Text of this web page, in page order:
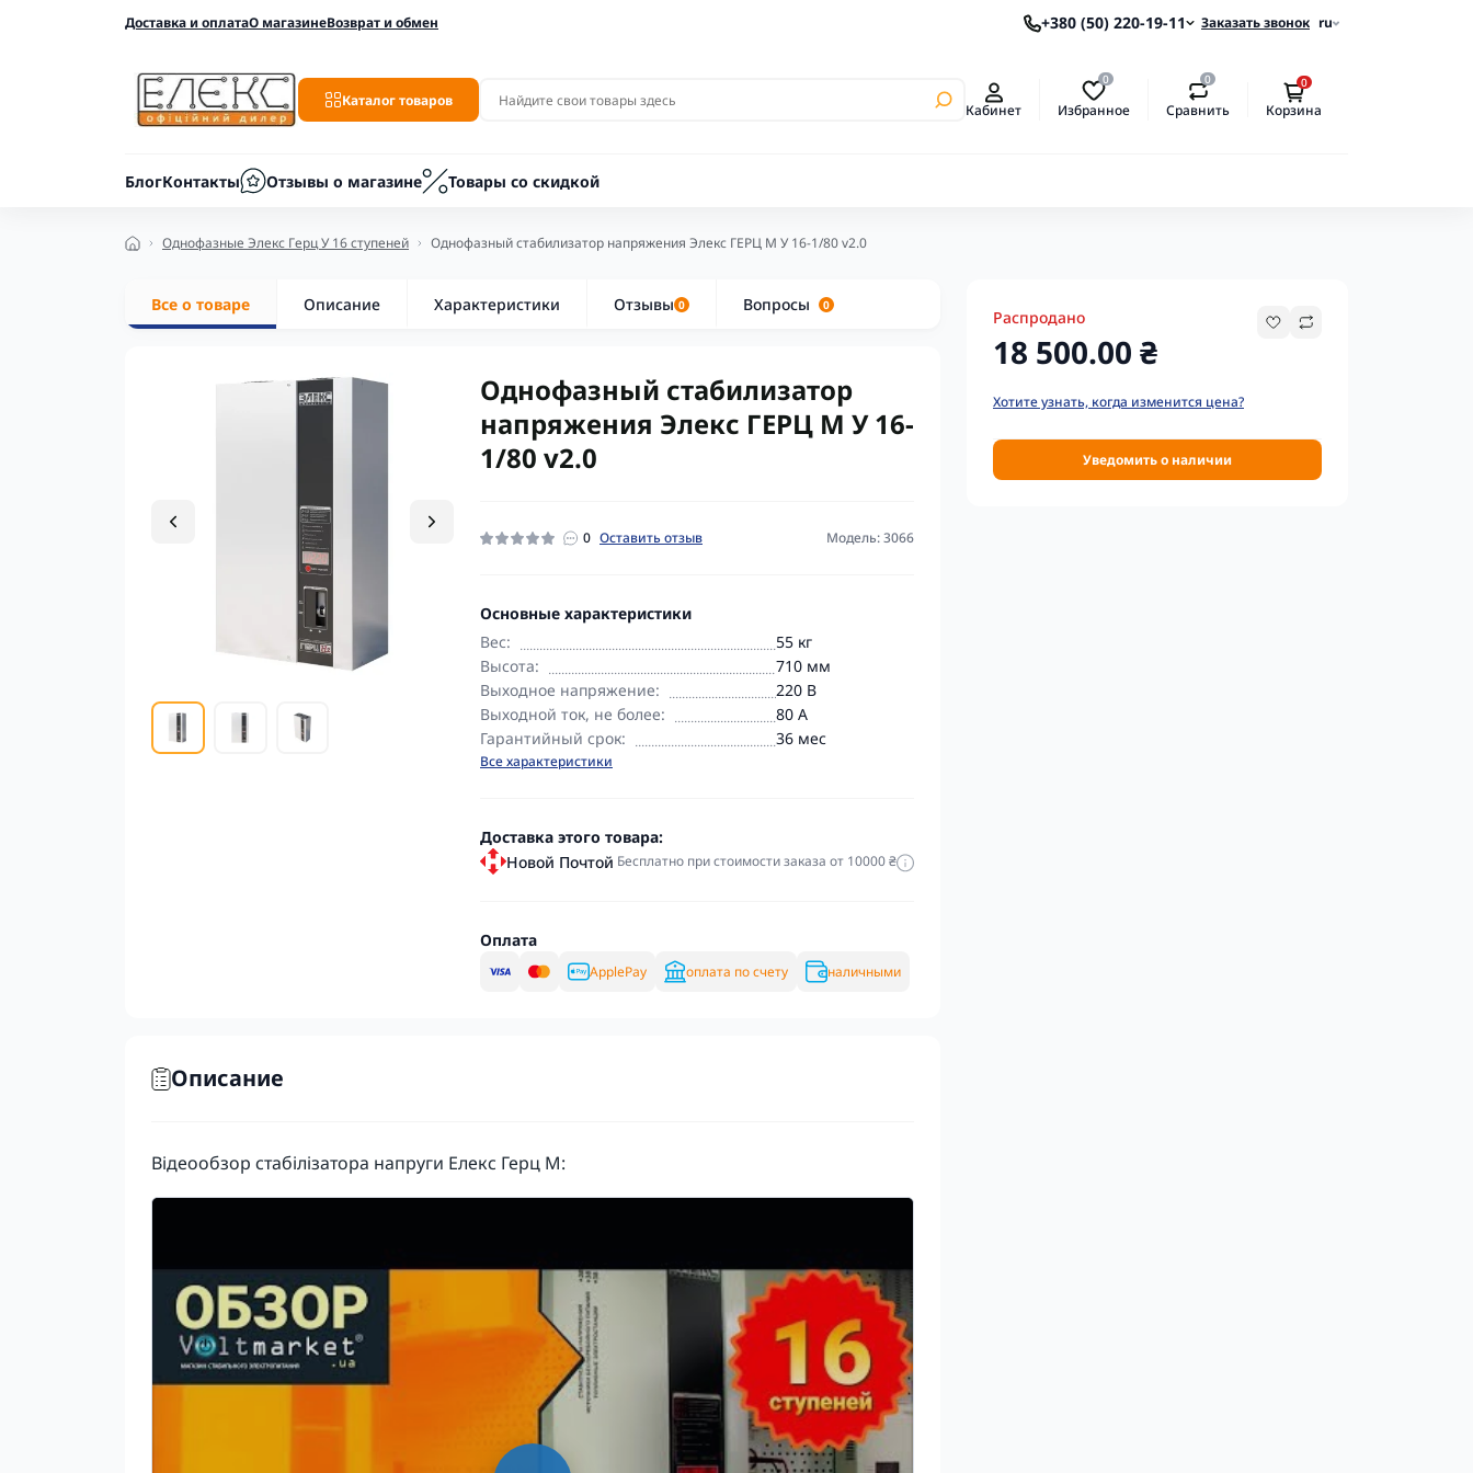
Доставка и оплатаО магазинеВозврат и обмен +380 (50) 220-19-11 Заказать звонок ru
Каталог товаров
Кабинет
0
Избранное
0
Сравнить
0
Корзина
БлогКонтакты Отзывы о магазине Товары со скидкой
Однофазные Элекс Герц У 16 ступеней Однофазный стабилизатор напряжения Элекс ГЕРЦ М У 16-1/80 v2.0
Все о товаре Описание Характеристики Отзывы 0 Вопросы 0
Однофазный стабилизатор
напряжения Элекс ГЕРЦ М У 16-
1/80 v2.0
0 Оставить отзыв Модель: 3066
Распродано
18 500.00 ₴
Хотите узнать, когда изменится цена?
Уведомить о наличии
Основные характеристики
Вес:
55 кг
Высота:
710 мм
Выходное напряжение:
220 В
Выходной ток, не более:
80 А
Гарантийный срок:
36 мес
Все характеристики
Доставка этого товара:
Новой Почтой Бесплатно при стоимости заказа от 10000 ₴
Оплата
ApplePay оплата по счету наличными
Описание
Відеообзор стабілізатора напруги Елекс Герц М: